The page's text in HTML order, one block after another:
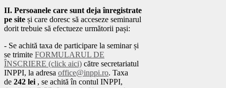
II. Persoanele care sunt deja înregistrate
pe site și care doresc să acceseze seminarul
dorit trebuie să efectueze următorii pași:
- Se achită taxa de participare la seminar și
se trimite FORMULARUL DE
ÎNSCRIERE (click aici) către secretariatul
INPPI, la adresa office@inppi.ro. Taxa
de 242 lei , se achită în contul INPPI,